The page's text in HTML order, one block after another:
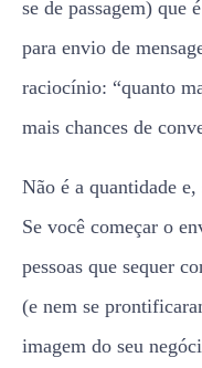
se de passagem) que
para envio de
raciocínio: “quanto
mais chances de
Não é a quantidade
Se você começar o
pessoas que sequer
(e nem se
imagem do seu